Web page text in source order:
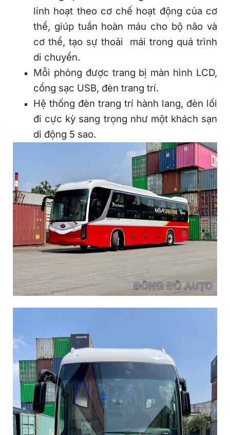
linh hoạt theo cơ chế hoạt động của cơ
thể, giúp tuần hoàn máu cho bộ não và
cơ thể, tạo sự thoải mái trong quá trình
di chuyển.
Mỗi phòng được trang bị màn hình LCD,
cổng sạc USB, đèn trang trí.
Hệ thống đèn trang trí hành lang, đèn lối
đi cực kỳ sang trọng như một khách sạn
di động 5 sao.